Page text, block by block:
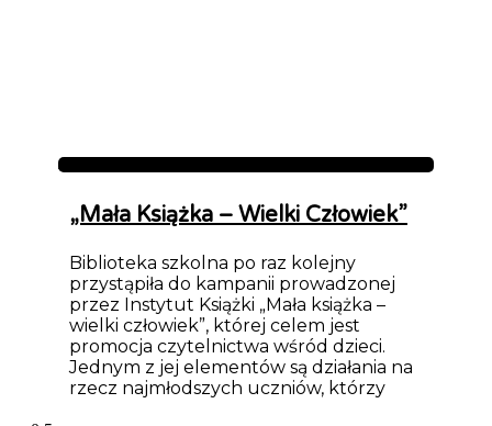
Aktualności
„Mała Książka – Wielki Człowiek”
Biblioteka szkolna po raz kolejny
przystąpiła do kampanii prowadzonej
przez Instytut Książki „Mała książka –
wielki człowiek”, której celem jest
promocja czytelnictwa wśród dzieci.
Jednym z jej elementów są działania na
rzecz najmłodszych uczniów, którzy